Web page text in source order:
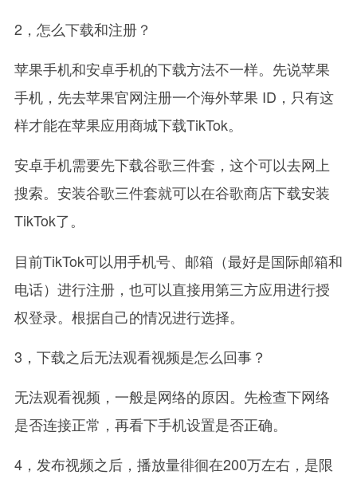
2，怎么下载和注册？
苹果手机和安卓手机的下载方法不一样。先说苹果
手机，先去苹果官网注册一个海外苹果 ID，只有这
样才能在苹果应用商城下载TikTok。
安卓手机需要先下载谷歌三件套，这个可以去网上
搜索。安装谷歌三件套就可以在谷歌商店下载安装
TikTok了。
目前TikTok可以用手机号、邮箱（最好是国际邮箱和
电话）进行注册，也可以直接用第三方应用进行授
权登录。根据自己的情况进行选择。
3，下载之后无法观看视频是怎么回事？
无法观看视频，一般是网络的原因。先检查下网络
是否连接正常，再看下手机设置是否正确。
4，发布视频之后，播放量徘徊在200万左右，是限